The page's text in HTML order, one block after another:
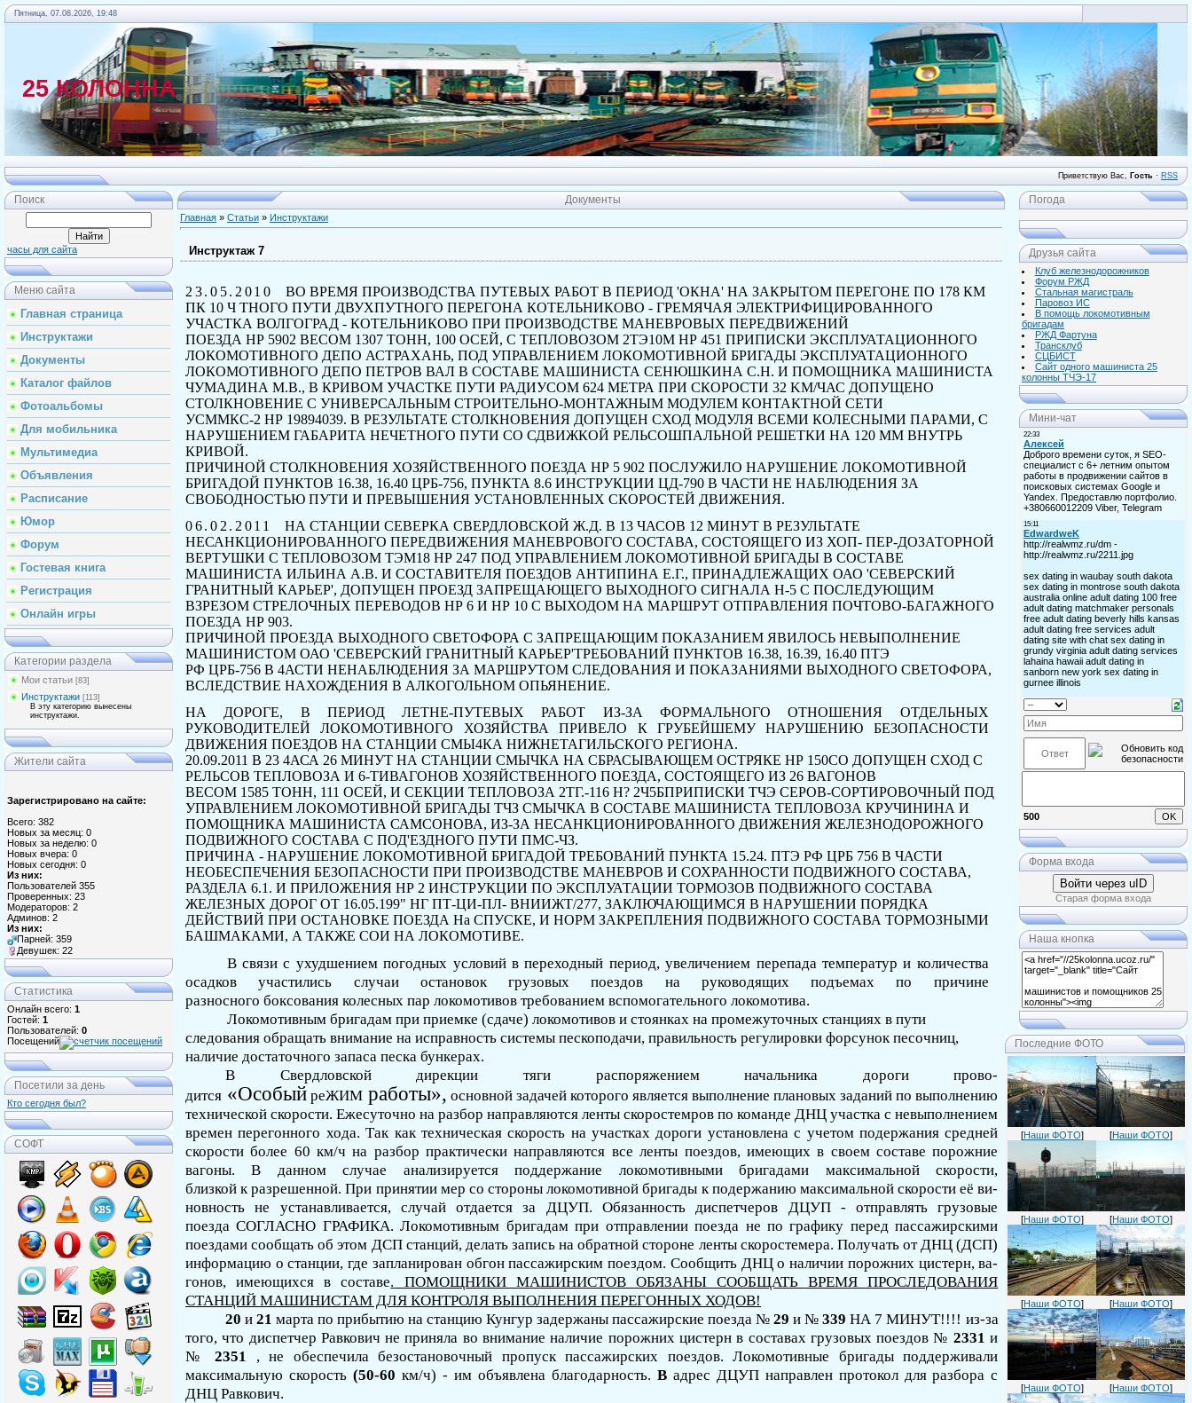
Пятница, 07.08.2026, 19:48
25 КОЛОННА
Приветствую Вас, Гость · RSS
Поиск
часы для сайта
Меню сайта
Главная страница
Инструктажи
Документы
Каталог файлов
Фотоальбомы
Для мобильника
Мультимедиа
Объявления
Расписание
Юмор
Форум
Гостевая книга
Регистрация
Онлайн игры
Категории раздела
Мои статьи [83]
Инструктажи [113]
В эту категорию вынесены
инструктажи.
Жители сайта
Зарегистрировано на сайте:
Всего: 382
Новых за месяц: 0
Новых за неделю: 0
Новых вчера: 0
Новых сегодня: 0
Из них:
Пользователей 355
Проверенных: 23
Модераторов: 2
Админов: 2
Из них:
Парней: 359
Девушек: 22
Статистика
Онлайн всего: 1
Гостей: 1
Пользователей: 0
Посещений
Посетили за день
Кто сегодня был?
СОФТ
Документы
Главная » Статьи » Инструктажи
Инструктаж 7
23.05.2010 ВО ВРЕМЯ ПРОИЗВОДСТВА ПУТЕВЫХ РАБОТ В ПЕРИОД 'ОКНА' НА ЗАКРЫТОМ ПЕРЕГОНЕ ПО 178 КМ
ПК 10 Ч ТНОГО ПУТИ ДВУХПУТНОГО ПЕРЕГОНА КОТЕЛЬНИКОВО - ГРЕМЯЧАЯ ЭЛЕКТРИФИЦИРОВАННОГО
УЧАСТКА ВОЛГОГРАД - КОТЕЛЬНИКОВО ПРИ ПРОИЗВОДСТВЕ МАНЕВРОВЫХ ПЕРЕДВИЖЕНИЙ
ПОЕЗДА HP 5902 ВЕСОМ 1307 ТОНН, 100 ОСЕЙ, С ТЕПЛОВОЗОМ 2ТЭ10М HP 451 ПРИПИСКИ ЭКСПЛУАТАЦИОННОГО
ЛОКОМОТИВНОГО ДЕПО АСТРАХАНЬ, ПОД УПРАВЛЕНИЕМ ЛОКОМО­ТИВНОЙ БРИГАДЫ ЭКСПЛУАТАЦИОННОГО
ЛОКОМОТИВНОГО ДЕПО ПЕТРОВ ВАЛ В СОСТАВЕ МАШИНИСТА СЕНЮШКИНА С.Н. И ПОМОЩНИКА МАШИНИСТА
ЧУМАДИНА М.В., В КРИВОМ УЧАСТКЕ ПУТИ РАДИУСОМ 624 МЕТРА ПРИ СКОРОСТИ 32 KM/ЧАС ДОПУЩЕНО
СТОЛКНОВЕНИЕ С УНИВЕРСАЛЬНЫМ СТРОИТЕЛЬ­НО-МОНТАЖНЫМ МОДУЛЕМ КОНТАКТНОЙ СЕТИ
УСММКС-2 HP 19894039. В РЕЗУЛЬТАТЕ СТОЛКНО­ВЕНИЯ ДОПУЩЕН СХОД МОДУЛЯ ВСЕМИ КОЛЕСНЫМИ ПАРАМИ, С
НАРУШЕНИЕМ ГАБАРИТА НЕЧЕТНОГО ПУТИ СО СДВИЖКОЙ РЕЛЬСОШПАЛЬНОЙ РЕШЕТКИ НА 120 ММ ВНУТРЬ
КРИВОЙ.
ПРИЧИНОЙ СТОЛКНОВЕНИЯ ХОЗЯЙСТВЕННОГО ПОЕЗДА HP 5 902 ПОСЛУЖИЛО НАРУШЕНИЕ ЛО­КОМОТИВНОЙ
БРИГАДОЙ ПУНКТОВ 16.38, 16.40 ЦРБ-756, ПУНКТА 8.6 ИНСТРУКЦИИ ЦД-790 В ЧАСТИ НЕ НАБЛЮДЕНИЯ ЗА
СВОБОДНОСТЬЮ ПУТИ И ПРЕВЫШЕНИЯ УСТАНОВЛЕННЫХ СКОРОСТЕЙ ДВИ­ЖЕНИЯ.
06.02.2011
НА СТАНЦИИ СЕВЕРКА СВЕРДЛОВСКОЙ Ж.Д. В 13 ЧАСОВ 12 МИНУТ В РЕ­ЗУЛЬТАТЕ
НЕСАНКЦИОНИРОВАННОГО ПЕРЕДВИЖЕНИЯ МАНЕВРОВОГО СОСТАВА, СОСТОЯЩЕГО ИЗ ХОП- ПЕР-ДОЗАТОРНОЙ
ВЕРТУШКИ С ТЕПЛОВОЗОМ ТЭМ18 HP 247 ПОД УПРАВЛЕНИЕМ ЛОКОМОТИВНОЙ БРИГАДЫ В СОСТАВЕ
МАШИНИСТА ИЛЬИНА А.В. И СОСТАВИТЕЛЯ ПОЕЗДОВ АНТИПИНА Е.Г., ПРИ­НАДЛЕЖАЩИХ ОАО 'СЕВЕРСКИЙ
ГРАНИТНЫЙ КАРЬЕР', ДОПУЩЕН ПРОЕЗД ЗАПРЕЩАЮЩЕГО ВЫХОДНОГО СИГНАЛА Н-5 С ПОСЛЕДУЮЩИМ
ВЗРЕЗОМ СТРЕЛОЧНЫХ ПЕРЕВОДОВ HP 6 И HP 10 С ВЫХОДОМ НА МАРШРУТ ОТПРАВЛЕНИЯ ПОЧТОВО-БАГАЖНОГО
ПОЕЗДА HP 903.
ПРИЧИНОЙ ПРОЕЗДА ВЫХОДНОГО СВЕТОФОРА С ЗАПРЕЩАЮЩИМ ПОКАЗАНИЕМ ЯВИЛОСЬ НЕВЫ­ПОЛНЕНИЕ
МАШИНИСТОМ ОАО 'СЕВЕРСКИЙ ГРАНИТНЫЙ КАРЬЕР'ТРЕБОВАНИЙ ПУНКТОВ 16.38, 16.39, 16.40 ПТЭ
РФ ЦРБ-756 В 4АСТИ НЕНАБЛЮДЕНИЯ ЗА МАРШРУТОМ СЛЕДОВАНИЯ И ПОКАЗА­НИЯМИ ВЫХОДНОГО СВЕТОФОРА,
ВСЛЕДСТВИЕ НАХОЖДЕНИЯ В АЛКОГОЛЬНОМ ОПЬЯНЕНИЕ.
НА ДОРОГЕ, В ПЕРИОД ЛЕТНЕ-ПУТЕВЫХ РАБОТ ИЗ-ЗА ФОРМАЛЬНОГО ОТНОШЕНИЯ ОТДЕЛЬ­НЫХ
РУКОВОДИТЕЛЕЙ ЛОКОМОТИВНОГО ХОЗЯЙСТВА ПРИВЕЛО К ГРУБЕЙШЕМУ НАРУШЕНИЮ БЕЗОПАС­НОСТИ
ДВИЖЕНИЯ ПОЕЗДОВ НА СТАНЦИИ СМЫ4КА НИЖНЕТАГИЛЬСКОГО РЕГИОНА.
20.09.2011 В 23 4АСА 26 МИНУТ НА СТАНЦИИ СМЫЧКА НА СБРАСЫВАЮЩЕМ ОСТРЯКЕ HP 150СО ДОПУЩЕН СХОД С
РЕЛЬСОВ ТЕПЛОВОЗА И 6-ТИВАГОНОВ ХОЗЯЙСТВЕННОГО ПОЕЗДА, СО­СТОЯЩЕГО ИЗ 26 ВАГОНОВ
ВЕСОМ 1585 ТОНН, 111 ОСЕЙ, И СЕКЦИИ ТЕПЛОВОЗА 2ТГ.-116 Н? 2Ч5БПРИПИСКИ ТЧЭ СЕРОВ-СОРТИРОВОЧНЫЙ ПОД
УПРАВЛЕНИЕМ ЛОКОМОТИВНОЙ БРИГАДЫ ТЧЗ СМЫЧКА В СОСТАВЕ МАШИНИСТА ТЕПЛОВОЗА КРУЧИНИНА И
ПОМОЩНИКА МАШИНИСТА САМСОНОВА, ИЗ-ЗА НЕСАНКЦИОНИРОВАННОГО ДВИЖЕНИЯ ЖЕЛЕЗНОДОРОЖНОГО
ПОДВИЖНОГО СОСТАВА С ПОД'ЕЗДНОГО ПУТИ ПМС-ЧЗ.
ПРИЧИНА - НАРУШЕНИЕ ЛОКОМОТИВНОЙ БРИГАДОЙ ТРЕБОВАНИЙ ПУНКТА 15.24. ПТЭ РФ ЦРБ 756 В ЧАСТИ
НЕОБЕСПЕЧЕНИЯ БЕЗОПАСНОСТИ ПРИ ПРОИЗВОДСТВЕ МАНЕВРОВ И СО­ХРАННОСТИ ПОДВИЖНОГО СОСТАВА,
РАЗДЕЛА 6.1. И ПРИЛОЖЕНИЯ HP 2 ИНСТРУКЦИИ ПО ЭКС­ПЛУАТАЦИИ ТОРМОЗОВ ПОДВИЖНОГО СОСТАВА
ЖЕЛЕЗНЫХ ДОРОГ ОТ 16.05.199" НГ ПТ-ЦИ-ПЛ- ВНИИЖТ/277, ЗАКЛЮЧАЮЩИМСЯ В НАРУШЕНИИ ПОРЯДКА
ДЕЙСТВИЙ ПРИ ОСТАНОВКЕ ПОЕЗДА На СПУСКЕ, И НОРМ ЗАКРЕПЛЕНИЯ ПОДВИЖНОГО СОСТАВА ТОРМОЗНЫМИ
БАШМАКАМИ, А ТАКЖЕ СОИ НА ЛОКОМОТИВЕ.
В связи с ухудшением погодных условий в переходный период, увеличени­ем перепада температур и количества
осадков участились случаи остановок гру­зовых поездов на руководящих подъемах по причине
разносного боксования ко­лесных пар локомотивов требованием вспомогательного локомотива.
Локомотивным бригадам при приемке (сдаче) локомотивов и стоянках на промежуточных станциях в пути
следования обращать внимание на исправность системы пескоподачи, правильность регулировки форсунок песочниц,
наличие достаточного запаса песка бункерах.
В Свердловской дирекции тяги распоряжением начальника дороги прово­
дится «Особый реЖИМ работы», основной задачей которого является вы­полнение плановых заданий по выполнению
технической скорости. Ежесуточно на разбор направляются ленты скоростемров по команде ДНЦ участка с невыпол­нением
времен перегонного хода. Так как техническая скорость на участках до­роги установлена с учетом подержания средней
скорости более 60 км/ч на разбор практически направляются все ленты поездов, имеющих в своем составе по­рожние
вагоны. В данном случае анализируется поддержание локомотивными бригадами максимальной скорости,
близкой к разрешенной. При принятии мер со стороны локомотивной бригады к подержанию максимальной скорости её ви­
новность не устанавливается, случай отдается за ДЦУП. Обязанность диспетчеров ДЦУП - отправлять грузовые
поезда СОГЛАСНО ГРАФИКА. Локомотивным бригадам при отправлении поезда не по графику перед пассажирскими
поезда­ми сообщать об этом ДСП станций, делать запись на обратной стороне ленты скоростемера. Получать от ДНЦ (ДСП)
информацию о станции, где запланирован обгон пассажирским поездом. Сообщить ДНЦ о наличии порожних цистерн, ва­
гонов, имеющихся в составе.
ПОМОЩНИКИ МАШИНИСТОВ ОБЯЗАНЫ СООБЩАТЬ ВРЕМЯ ПРОСЛЕДОВАНИЯ
СТАНЦИЙ МАШИНИСТАМ ДЛЯ КОНТРОЛЯ ВЫПОЛНЕНИЯ ПЕРЕГОННЫХ ХОДОВ!
20 и 21 марта по прибытию на станцию Кунгур задержаны пассажирские поезда № 29 и № 339 НА 7 МИНУТ!!!! из-за
того, что диспетчер Равкович не приняла во внимание наличие порожних цистерн в составах грузовых поездов № 2331 и
№
2351
, не обеспечила безостановочный пропуск пассажирских поездов. Локомотивные бригады поддерживали
максимальную скорость (50-60 км/ч) - им объявлена благодарность. В адрес ДЦУП направлен протокол для разбора с
ДНЦ Равкович.
Погода
Друзья сайта
Клуб железнодорожников
Форум РЖД
Стальная магистраль
Паровоз ИС
В помощь локомотивным
бригадам
РЖД Фартуна
Трансклуб
СЦБИСТ
Сайт одного машиниста 25
колонны ТЧЭ-17
Мини-чат
500
Форма входа
Войти через uID
Старая форма входа
Наша кнопка
Последние ФОТО
[Наши ФОТО] [Наши ФОТО]
[Наши ФОТО] [Наши ФОТО]
[Наши ФОТО] [Наши ФОТО]
[Наши ФОТО] [Наши ФОТО]